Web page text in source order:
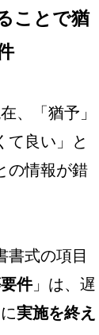
ことで猶
、「猶予」
て良い」と
の情報が錯
書式の項目
件」は、遅
実施を終え